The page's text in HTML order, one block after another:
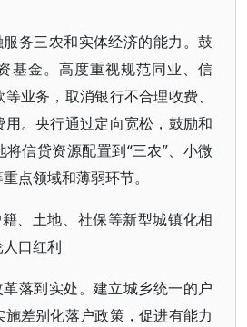
务三农和实体经济的能力。鼓
基金。高度重视规范同业、信
业务，取消银行不合理收费、
。央行通过定向宽松，鼓励和
信贷资源配置到“三农”、小微
点领域和薄弱环节。
、土地、社保等新型城镇化相
口红利
落到实处。建立城乡统一的户
差别化落户政策，促进有能力